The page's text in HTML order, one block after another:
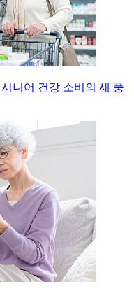
니어 건강 소비의 새 풍